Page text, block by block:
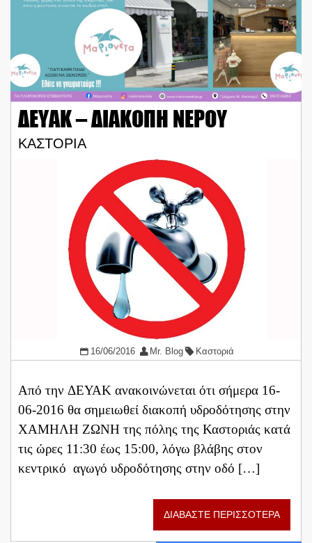
ΔΕΥΑΚ – ΔΙΑΚΟΠΗ ΝΕΡΟΥ
ΚΑΣΤΟΡΙΑ
16/06/2016 Mr. Blog Καστοριά
Από την ΔΕΥΑΚ ανακοινώνεται ότι σήμερα 16-
06-2016 θα σημειωθεί διακοπή υδροδότησης στην
ΧΑΜΗΛΗ ΖΩΝΗ της πόλης της Καστοριάς κατά
τις ώρες 11:30 έως 15:00, λόγω βλάβης στον
κεντρικό αγωγό υδροδότησης στην οδό […]
ΔΙΑΒΑΣΤΕ ΠΕΡΙΣΣΟΤΕΡΑ